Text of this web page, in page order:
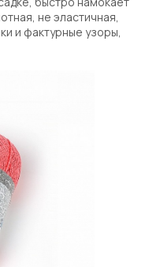
не эластичная,
и фактурные узоры,